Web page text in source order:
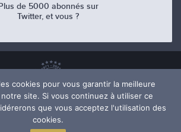
de 5000 abonnés sur
Twitter, et vous ?
cookies pour vous garantir la meilleure
site. Si vous continuez à utiliser ce
que vous acceptez l'utilisation des
cookies.